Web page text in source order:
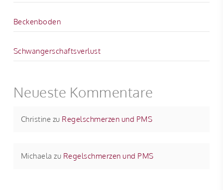
Beckenboden
Schwangerschaftsverlust
Neueste Kommentare
Christine zu Regelschmerzen und PMS
Michaela zu Regelschmerzen und PMS